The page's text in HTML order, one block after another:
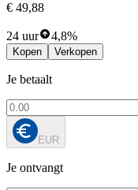
€ 49,88
24 uur 4,8%
Kopen Verkopen
Je betaalt
EUR
Je ontvangt